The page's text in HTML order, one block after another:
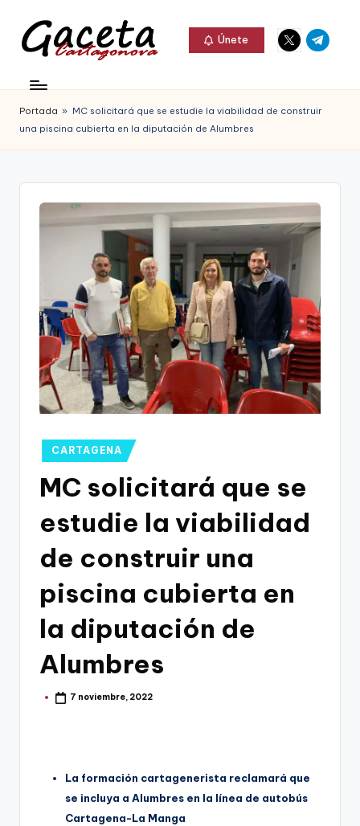
Saltar
contenido
c
e
t
Gaceta
Cartagonova,
La
que
Cartagena,
Cartagena,
Únete
Elemento
del
Elemento
del
Portada » MC solicitará que se estudie la viabilidad de construir
una piscina cubierta en la diputación de Alumbres
Publicado
en
CARTAGENA
MC solicitará que se
estudie la viabilidad
de construir una
piscina cubierta en
la diputación de
Alumbres
Publicado7 noviembre, 2022
La formación cartagenerista reclamará que
se incluya a Alumbres en la línea de autobús
Cartagena-La Manga